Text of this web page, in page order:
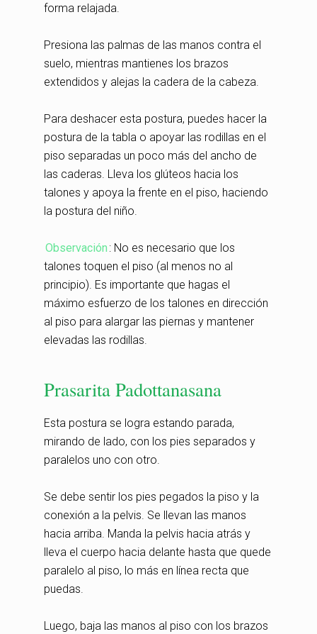
forma relajada.
Presiona las palmas de las manos contra el
suelo, mientras mantienes los brazos
extendidos y alejas la cadera de la cabeza.
Para deshacer esta postura, puedes hacer la
postura de la tabla o apoyar las rodillas en el
piso separadas un poco más del ancho de
las caderas. Lleva los glúteos hacia los
talones y apoya la frente en el piso, haciendo
la postura del niño.
Observación : No es necesario que los
talones toquen el piso (al menos no al
principio). Es importante que hagas el
máximo esfuerzo de los talones en dirección
al piso para alargar las piernas y mantener
elevadas las rodillas.
Prasarita Padottanasana
Esta postura se logra estando parada,
mirando de lado, con los pies separados y
paralelos uno con otro.
Se debe sentir los pies pegados la piso y la
conexión a la pelvis. Se llevan las manos
hacia arriba. Manda la pelvis hacia atrás y
lleva el cuerpo hacia delante hasta que quede
paralelo al piso, lo más en línea recta que
puedas.
Luego, baja las manos al piso con los brazos